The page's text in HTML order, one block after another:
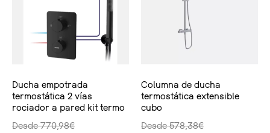
Ducha empotrada
termostática 2 vías
rociador a pared kit termo
Desde770,98€
Columna de ducha
termostática extensible
cubo
Desde578,38€